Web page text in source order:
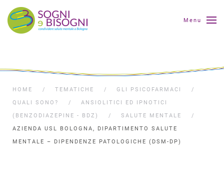
Menu
HOME TEMATICHE
GLI PSICOFARMACI
QUALI SONO?
ANSIOLITICI ED IPNOTICI
(BENZODIAZEPINE - BDZ)
SALUTE MENTALE
AZIENDA USL BOLOGNA, DIPARTIMENTO SALUTE
MENTALE – DIPENDENZE PATOLOGICHE (DSM-DP)